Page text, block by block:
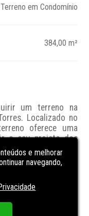
Terreno em Condomínio
384,00 m²
um terreno na
Localizado no
oferece uma
o seu projeto dos
Cristiano Freitas,
concretizar seu
proporciona um
Não perca a
um dos locais mais
conosco e
e melhorar
navegando,